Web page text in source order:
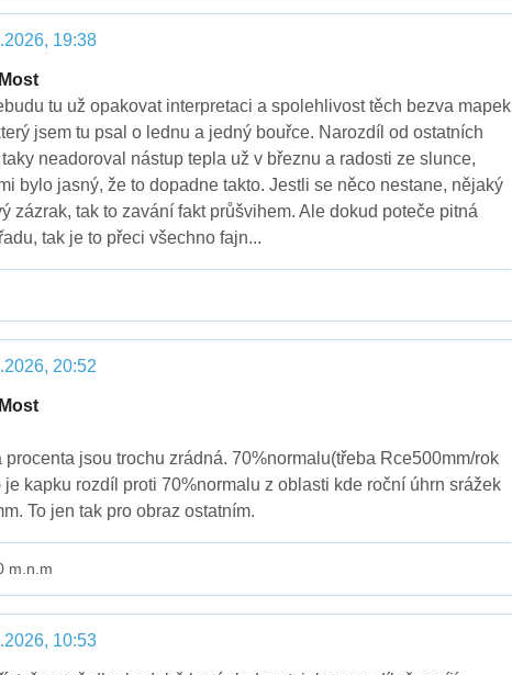
19:38
tu už opakovat interpretaci a spolehlivost těch bezva mapek
jsem tu psal o lednu a jedný bouřce. Narozdíl od ostatních
neadoroval nástup tepla už v březnu a radosti ze slunce,
bylo jasný, že to dopadne takto. Jestli se něco nestane, nějaký
zázrak, tak to zavání fakt průšvihem. Ale dokud poteče pitná
tak je to přeci všechno fajn...
20:52
procenta jsou trochu zrádná. 70%normalu(třeba Rce500mm/rok
je kapku rozdíl proti 70%normalu z oblasti kde roční úhrn srážek
To jen tak pro obraz ostatním.
m.n.m
10:53